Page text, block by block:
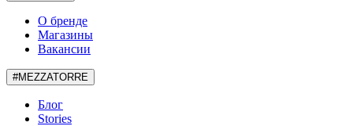
О бренде
Магазины
Вакансии
#MEZZATORRE
Блог
Stories